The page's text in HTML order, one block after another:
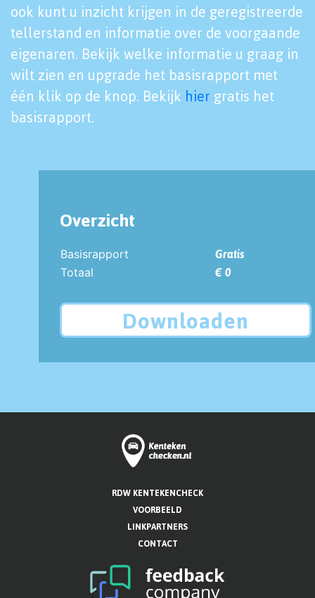
ook kunt u inzicht krijgen in de geregistreerde
tellerstand en informatie over de voorgaande
eigenaren. Bekijk welke informatie u graag in
wilt zien en upgrade het basisrapport met
één klik op de knop. Bekijk hier gratis het
basisrapport.
Overzicht
Basisrapport
Gratis
Totaal
€ 0
Downloaden
RDW KENTEKENCHECK
VOORBEELD
LINKPARTNERS
CONTACT